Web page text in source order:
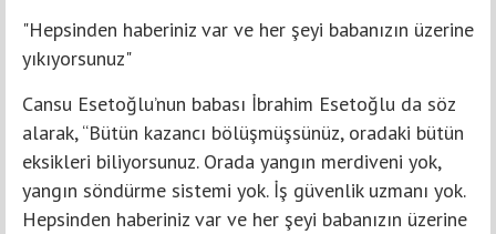
"Hepsinden haberiniz var ve her şeyi babanızın üzerine
yıkıyorsunuz"
Cansu Esetoğlu’nun babası İbrahim Esetoğlu da söz
alarak, “Bütün kazancı bölüşmüşsünüz, oradaki bütün
eksikleri biliyorsunuz. Orada yangın merdiveni yok,
yangın söndürme sistemi yok. İş güvenlik uzmanı yok.
Hepsinden haberiniz var ve her şeyi babanızın üzerine